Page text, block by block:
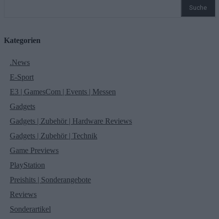
Suche
Kategorien
.News
E-Sport
E3 | GamesCom | Events | Messen
Gadgets
Gadgets | Zubehör | Hardware Reviews
Gadgets | Zubehör | Technik
Game Previews
PlayStation
Preishits | Sonderangebote
Reviews
Sonderartikel